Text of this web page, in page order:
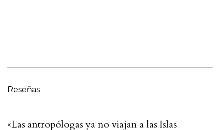
Reseñas
«Las antropólogas ya no viajan a las Islas